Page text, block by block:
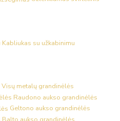
Kabliukas su užkabinimu
Visų metalų grandinėlės
Raudono aukso grandinėlės
Geltono aukso grandinėlės